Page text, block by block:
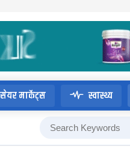
सेयर मार्केट्स स्वास्थ्य